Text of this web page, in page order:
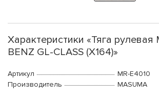
Характеристики «Тяга рулевая
BENZ GL-CLASS (X164)»
Артикул
MR-E4010
Производитель
MASUMA